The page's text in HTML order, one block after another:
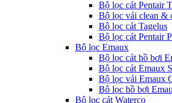
Bộ lọc cát Pentair
Bộ lọc vải clean &
Bộ lọc cát Tagelus
Bộ lọc cát Pentair
Bộ lọc Emaux
Bộ lọc cát hồ bơi
Bộ lọc cát Emaux
Bộ lọc vải Emaux
Bô lọc hồ bơi
Bộ lọc cát Waterco